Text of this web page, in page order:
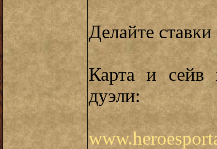
Делайте
Карта и сейв
дуэли: